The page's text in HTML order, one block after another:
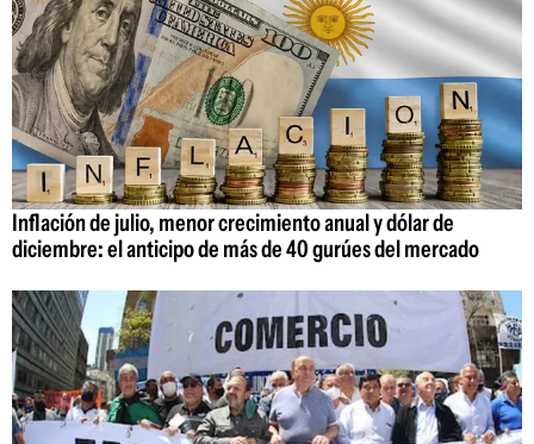
Inflación de julio, menor crecimiento anual y dólar de
diciembre: el anticipo de más de 40 gurúes del mercado